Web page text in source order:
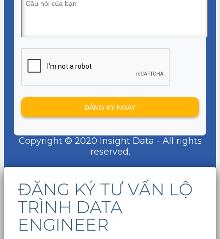
Copyright © 2020 Insight Data - All rights
reserved.
ĐĂNG KÝ TƯ VẤN LỘ
TRÌNH DATA
ENGINEER